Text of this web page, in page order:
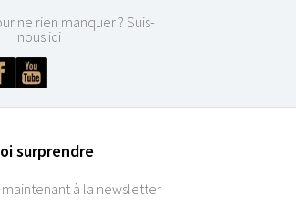
ne rien manquer ? Suis-
nous ici !
surprendre
maintenant à la newsletter